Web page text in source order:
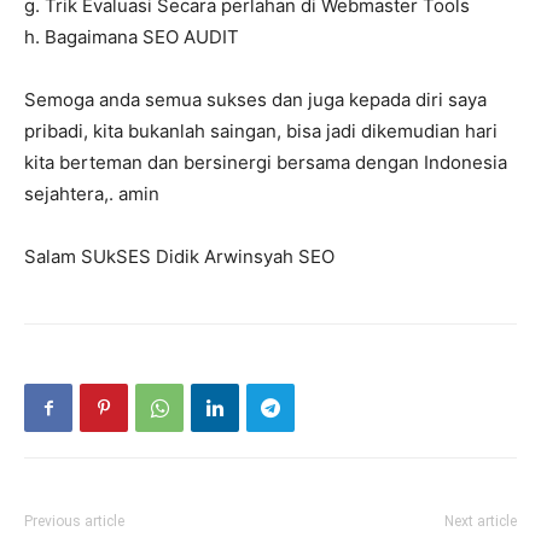
g. Trik Evaluasi Secara perlahan di Webmaster Tools
h. Bagaimana SEO AUDIT
Semoga anda semua sukses dan juga kepada diri saya
pribadi, kita bukanlah saingan, bisa jadi dikemudian hari
kita berteman dan bersinergi bersama dengan Indonesia
sejahtera,. amin
Salam SUkSES Didik Arwinsyah SEO
Previous article Next article